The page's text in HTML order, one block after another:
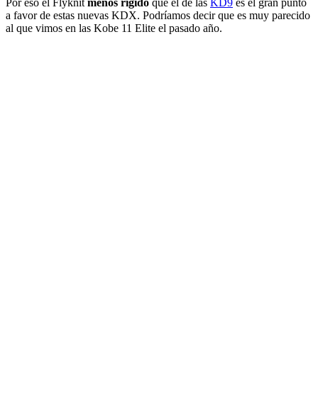
a favor de estas nuevas KDX. Podríamos decir que es muy parecido
al que vimos en las Kobe 11 Elite el pasado año.